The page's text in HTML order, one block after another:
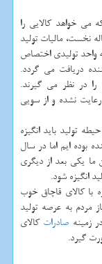
می خواهد كالایی را
دادن تسهیلات و معافیت 5 ساله نخست، مالیات تولید
واحد تولیدی اختصاص
دریافت می گردد.
را در نظر می گیرند.
نشده و از سویی
تولید باید انگیزه
سال 1350 ما تولید كننده بوده ایم اما در سال
ما یكی بعد از دیگری
انگیزه شود.
با كالای قاچاق خوب
مردم به عرصه تولید
زمینه صادرات كالای
گیرد.